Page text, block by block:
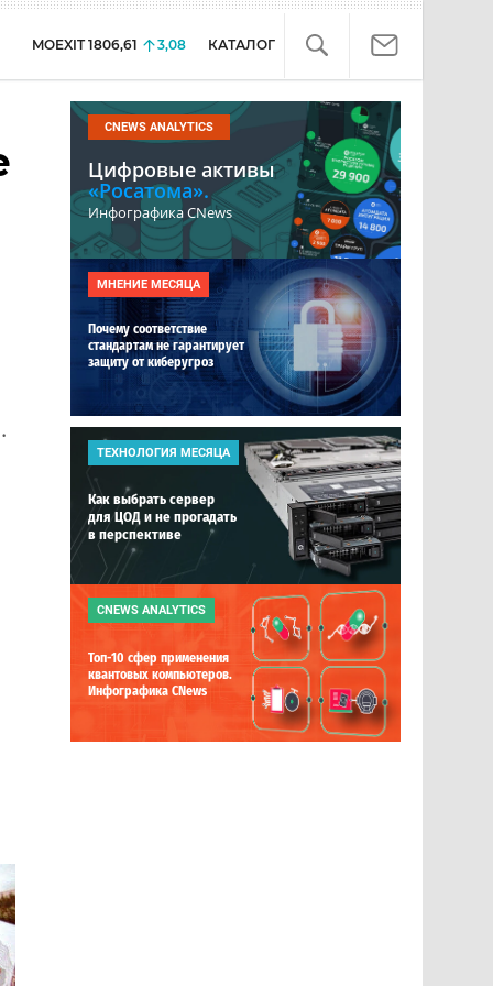
MOEXIT 1806,61 3,08 КАТАЛОГ
CNEWS ANALYTICS
Цифровые активы
«Росатома».
Инфографика CNews
МНЕНИЕ МЕСЯЦА
Почему соответствие
стандартам не гарантирует
защиту от киберугроз
ТЕХНОЛОГИЯ МЕСЯЦА
Как выбрать сервер
для ЦОД и не прогадать
в перспективе
CNEWS ANALYTICS
Топ-10 сфер применения
квантовых компьютеров.
Инфографика CNews